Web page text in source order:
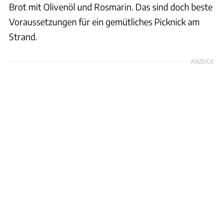
Brot mit Olivenöl und Rosmarin. Das sind doch beste
Voraussetzungen für ein gemütliches Picknick am
Strand.
ANZEIGE